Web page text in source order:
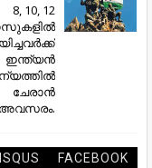
8, 10, 12
ഇന്ത്യൻ
ചേരാൻ
അവസരം.
FACEBOOK